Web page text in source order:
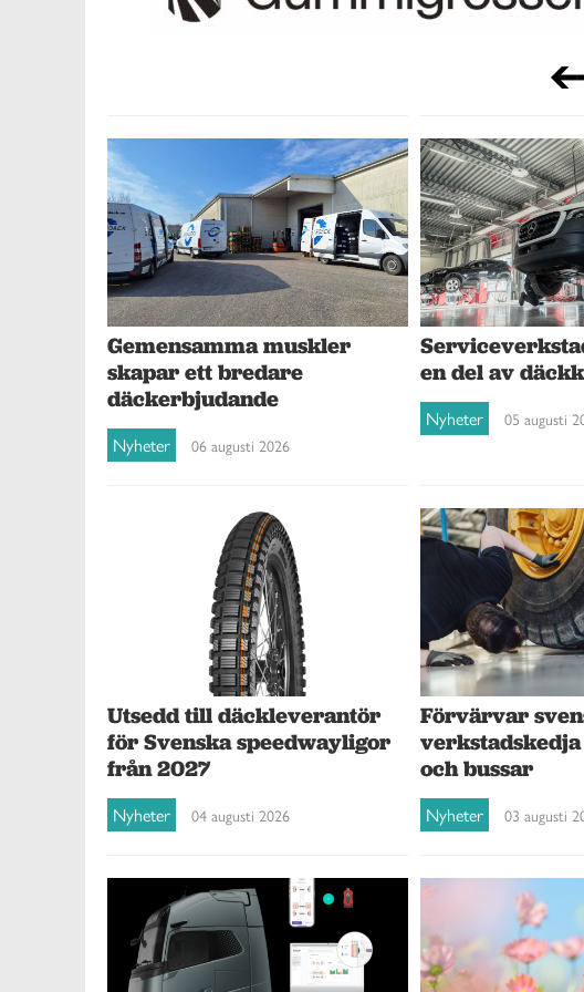
Gemensamma muskler
skapar ett bredare
däckerbjudande
Nyheter 06 augusti 2026
en del av
Nyheter 05 augusti
Utsedd till däckleverantör
för Svenska speedwayligor
från 2027
Nyheter 04 augusti 2026
Förvärvar
och bussar
Nyheter 03 augusti